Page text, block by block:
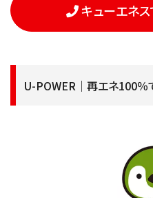
キューエネ
U-POWER｜再エネ100